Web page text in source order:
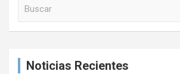
Noticias Recientes